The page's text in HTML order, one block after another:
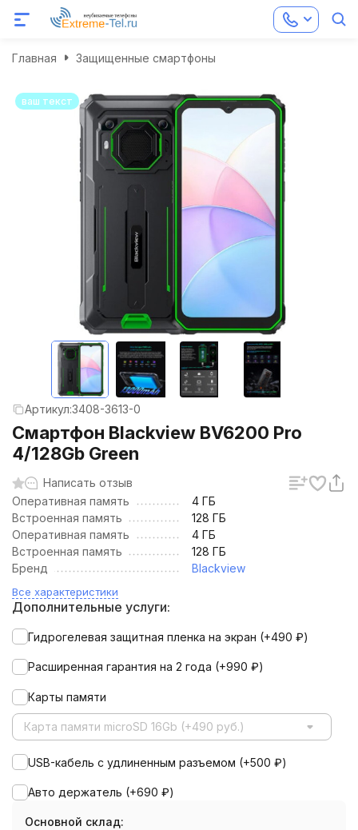
Главная Защищенные смартфоны
ваш текст
Артикул:3408-3613-0
Смартфон Blackview BV6200 Pro
4/128Gb Green
Написать отзыв
Оперативная память
4 ГБ
Встроенная память
128 ГБ
Оперативная память
4 ГБ
Встроенная память
128 ГБ
Бренд
Blackview
Все характеристики
Дополнительные услуги:
Гидрогелевая защитная пленка на экран (+490 ₽)
Расширенная гарантия на 2 года (+990 ₽)
Карты памяти
Карта памяти microSD 16Gb (+490 руб.)
USB-кабель с удлиненным разъемом (+500 ₽)
Авто держатель (+690 ₽)
Основной склад: